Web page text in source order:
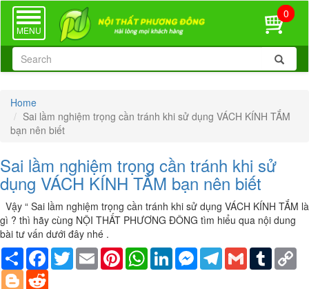
TOGGLE
NAVIGATION
MENU
0
Home
Sai lầm nghiệm trọng cần tránh khi sử dụng VÁCH KÍNH TẮM
bạn nên biết
Sai lầm nghiệm trọng cần tránh khi sử
dụng VÁCH KÍNH TẮM bạn nên biết
Vậy “ Sai lầm nghiệm trọng cần tránh khi sử dụng VÁCH KÍNH TẮM là
gì ? thì hãy cùng NỘI THẤT PHƯƠNG ĐÔNG tìm hiểu qua nội dung
bài tư vấn dưới đây nhé .
Share Facebook
TwitterEmail PinterestWhatsAppLinkedInMessengerTelegram
Gmail Tumblr
Blogger